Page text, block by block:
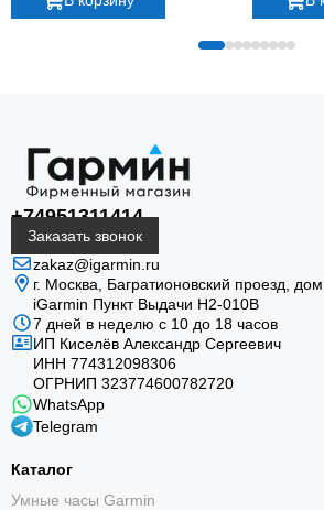
+74951311414
Заказать звонок
zakaz@igarmin.ru
г. Москва, Багратионовский проезд,
iGarmin Пункт Выдачи Н2-010В
7 дней в неделю с 10 до 18 часов
ИП Киселёв Александр Сергеевич
ИНН 774312098306
ОГРНИП 323774600782720
WhatsApp
Telegram
Каталог
Умные часы Garmin